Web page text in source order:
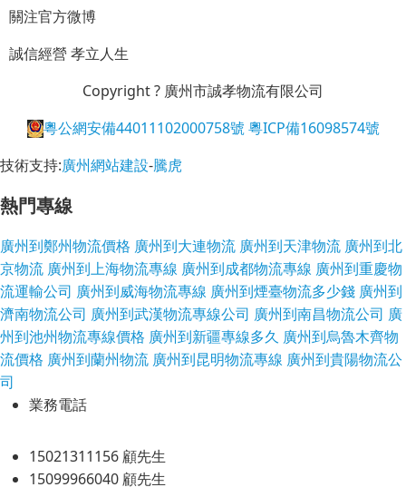
關注官方微博
誠信經營孝立人生
Copyright ? 廣州市誠孝物流有限公司
粵公網安備44011102000758號 粵ICP備16098574號
技術支持:廣州網站建設-騰虎
熱門專線
廣州到鄭州物流價格 廣州到大連物流 廣州到天津物流 廣州到北
京物流 廣州到上海物流專線 廣州到成都物流專線 廣州到重慶物
流運輸公司 廣州到威海物流專線 廣州到煙臺物流多少錢 廣州到
濟南物流公司 廣州到武漢物流專線公司 廣州到南昌物流公司 廣
州到池州物流專線價格 廣州到新疆專線多久 廣州到烏魯木齊物
流價格 廣州到蘭州物流 廣州到昆明物流專線 廣州到貴陽物流公
司
業務電話
15021311156 顧先生
15099966040 顧先生